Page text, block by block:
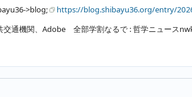
>blog;
https://blog.shibayu36.org/entry/
交通機関、Adobe 全部学割なるで : 哲学ニュース